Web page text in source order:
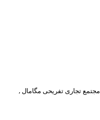
, مجتمع تجاری تفریحی مگامال ,